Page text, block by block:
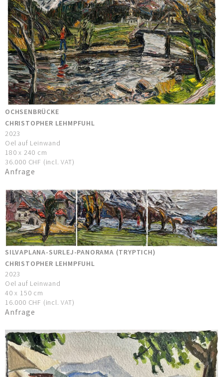
OCHSENBRÜCKE
CHRISTOPHER LEHMPFUHL
2023
Oel auf Leinwand
180 x 240 cm
36.000 CHF (incl. VAT)
Anfrage
SILVAPLANA-SURLEJ-PANORAMA (TRYPTICH)
CHRISTOPHER LEHMPFUHL
2023
Oel auf Leinwand
40 x 150 cm
16.000 CHF (incl. VAT)
Anfrage